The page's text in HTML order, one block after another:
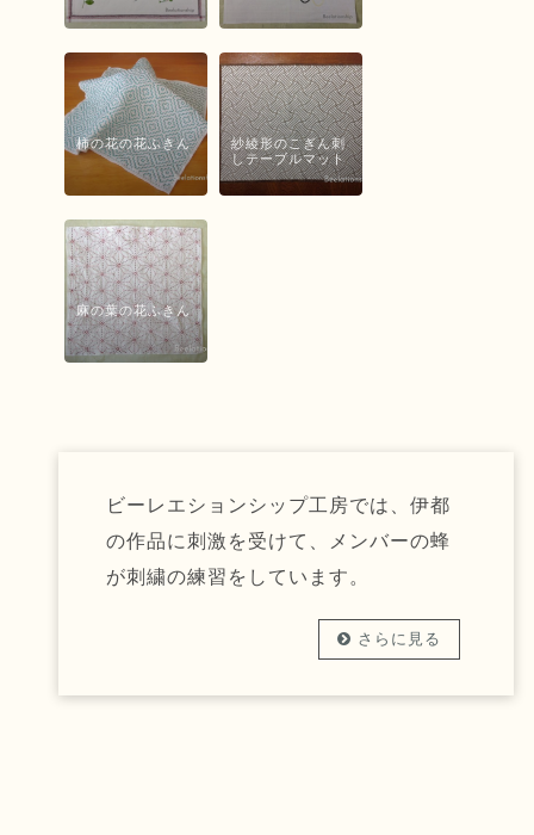
柿の花の花ふきん
紗綾形のこぎん刺
しテーブルマット
麻の葉の花ふきん
ビーレエションシップ工房では、伊都
の作品に刺激を受けて、メンバーの蜂
が刺繍の練習をしています。
さらに見る